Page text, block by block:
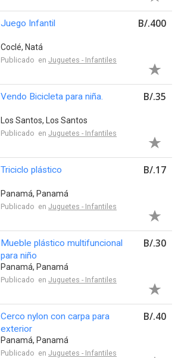
Juego Infantil
Coclé, Natá
Publicado en Juguetes - Infantiles
B/.400
Vendo Bicicleta para niña.
Los Santos, Los Santos
Publicado en Juguetes - Infantiles
B/.35
Triciclo plástico
Panamá, Panamá
Publicado en Juguetes - Infantiles
B/.17
Mueble plástico multifuncional
para niño
Panamá, Panamá
Publicado en Juguetes - Infantiles
B/.30
Cerco nylon con carpa para
exterior
Panamá, Panamá
Publicado en Juguetes - Infantiles
B/.40